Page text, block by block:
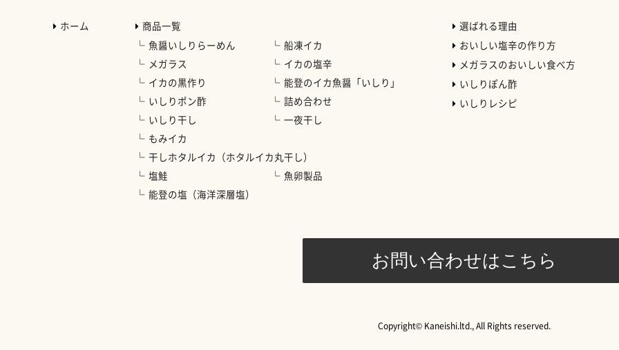
ホーム
商品一覧
魚醤いしりらーめん
船凍イカ
メガラス
イカの塩辛
イカの黒作り
能登のイカ魚醤「いしり」
いしりポン酢
詰め合わせ
いしり干し
一夜干し
もみイカ
干しホタルイカ（ホタルイカ丸干し）
塩鮭
魚卵製品
能登の塩（海洋深層塩）
選ばれる理由
おいしい塩辛の作り方
メガラスのおいしい食べ方
いしりぽん酢
いしりレシピ
お問い合わせはこちら
Copyright© Kaneishi.ltd., All Rights reserved.